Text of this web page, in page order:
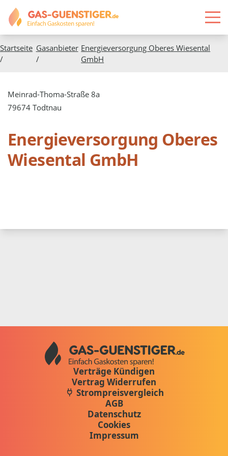
Startseite
/
Gasanbieter
/
Energieversorgung Oberes Wiesental
GmbH
Energieversorgung Oberes
Wiesental GmbH
Meinrad-Thoma-Straße 8a
79674 Todtnau
Verträge Kündigen
Vertrag Widerrufen
Strompreisvergleich
AGB
Datenschutz
Cookies
Impressum